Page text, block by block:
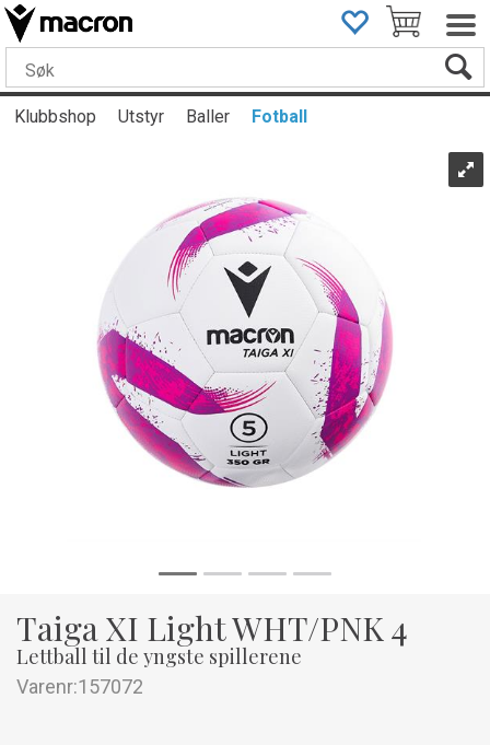
Klubbshop Utstyr Baller Fotball
Taiga XI Light WHT/PNK 4
Lettball til de yngste spillerene
Varenr:157072